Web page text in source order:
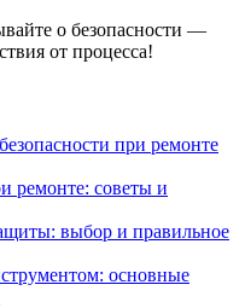
о безопасности —
от процесса!
при ремонте
ремонте: советы и
выбор и правильное
основные